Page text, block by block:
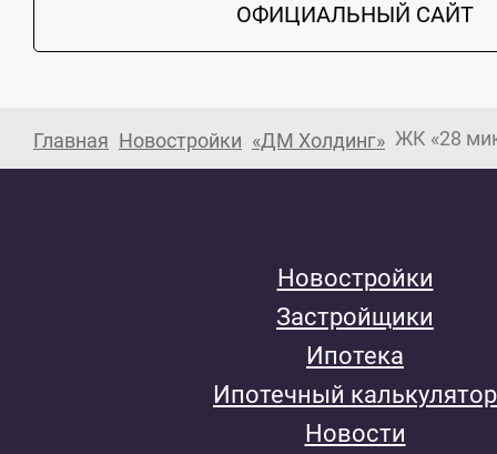
ОФИЦИАЛЬНЫЙ САЙТ
Главная Новостройки «ДМ Холдинг» ЖК «28
Новостройки
Застройщики
Ипотека
Ипотечный калькулятор
Новости